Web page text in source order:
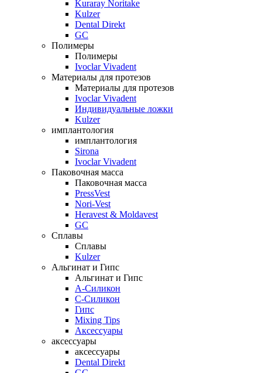
Kuraray Noritake
Kulzer
Dental Direkt
GC
Полимеры
Полимеры
Ivoclar Vivadent
Материалы для протезов
Материалы для протезов
Ivoclar Vivadent
Индивидуальные ложки
Kulzer
имплантология
имплантология
Sirona
Ivoclar Vivadent
Паковочная масса
Паковочная масса
PressVest
Nori-Vest
Heravest & Moldavest
GC
Сплавы
Сплавы
Kulzer
Альгинат и Гипс
Альгинат и Гипс
A-Силикон
C-Силикон
Гипс
Mixing Tips
Аксессуары
аксессуары
аксессуары
Dental Direkt